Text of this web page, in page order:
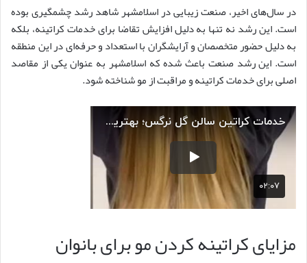
در سال‌های اخیر، صنعت زیبایی در اسلامشهر شاهد رشد چشمگیری بوده
است. این رشد نه تنها به دلیل افزایش تقاضا برای خدمات کراتینه، بلکه
به دلیل حضور متخصصان و آرایشگران با استعداد و حرفه‌ای در این منطقه
است. این رشد صنعت باعث شده که اسلامشهر به عنوان یکی از مقاصد
اصلی برای خدمات کراتینه و مراقبت از مو شناخته شود.
مزایای کراتینه کردن مو برای بانوان